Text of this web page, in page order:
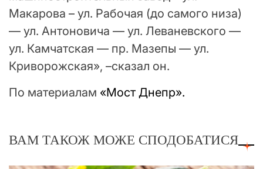
Макарова – ул. Рабочая (до самого низа)
— ул. Антоновича — ул. Леваневского —
ул. Камчатская — пр. Мазепы — ул.
Криворожская», –сказал он.
По материалам «Мост Днепр».
ВАМ ТАКОЖ МОЖЕ СПОДОБАТИСЯ